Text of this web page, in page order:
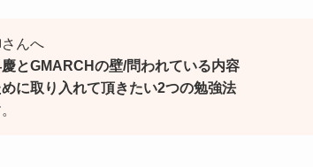
んへ
とGMARCHの壁/問われている内容
に取り入れて頂きたい2つの勉強法